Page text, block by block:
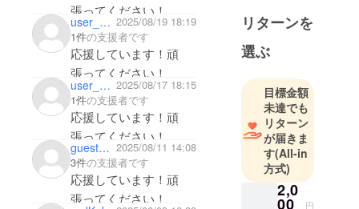
張ってください！
user_710efaddd1c4 2025/08/19 18:19
1件の支援者です
応援しています！頑
張ってください！
user_ce8fc3dbe3d4 2025/08/17 18:15
1件の支援者です
応援しています！頑
張ってください！
guesta26efdcbd5d4 2025/08/11 14:08
3件の支援者です
応援しています！頑
張ってください！
語、英語の
３つを使い
通訳の仕事
を目指して
ました。
高校生最後
進路を決め
る時期にシ
ングルマ
ザーだった
自分の母親
リターンを
選ぶ
目標金額
未達でも
リターン
が届きま
す(All-in
方式)
2,0
00 円